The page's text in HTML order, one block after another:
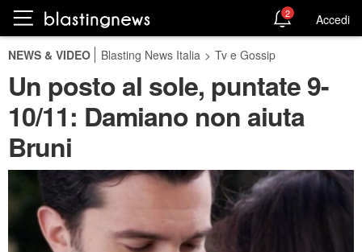
2 Accedi
NEWS & VIDEO Blasting News Italia > Tv e Gossip
Un posto al sole, puntate 9-
10/11: Damiano non aiuta
Bruni